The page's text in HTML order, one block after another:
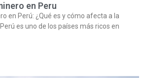
en Peru
en Perú: ¿Qué es y cómo afecta a la
es uno de los países más ricos en